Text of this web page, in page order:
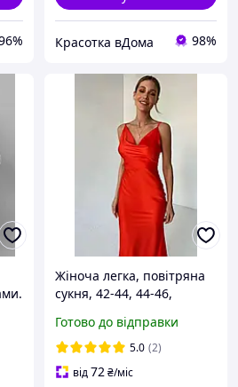
Красотка вДома 98%
Жіноча легка, повітряна
сукня, 42-44, 44-46,
зелений, бордо, пудра,
беж, хакі, блакитний,
шовк.
Готово до відправки
5.0 (2)
від72₴/міс